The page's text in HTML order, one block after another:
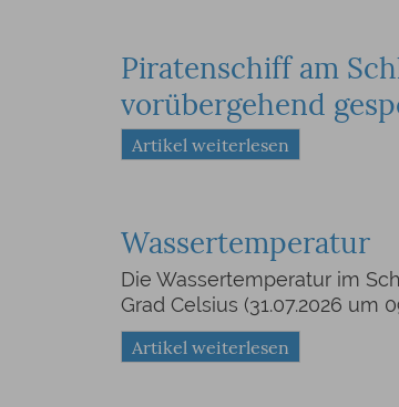
Piratenschiff am
vorübergehend
Artikel weiterlesen
Wassertemperatur
Die Wassertemperatur im
Grad Celsius (31.07.2026 um
Artikel weiterlesen